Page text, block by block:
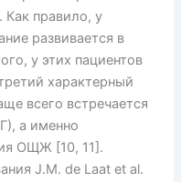
правило, у
развивается в
у этих пациентов
характерный
всего встречается
а именно
ОЩЖ [10, 11].
J.M. de Laat et al.